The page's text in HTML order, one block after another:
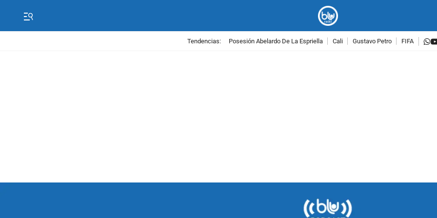
Tendencias: Posesión Abelardo De La Espriella Cali Gustavo Petro FIFA